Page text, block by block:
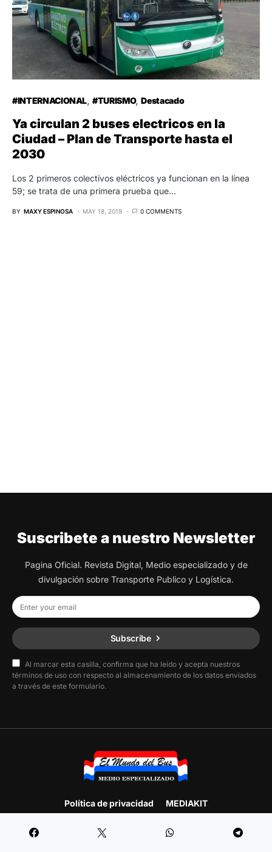
#INTERNACIONAL #TURISMO Destacado
Ya circulan 2 buses electricos en la
Ciudad – Plan de Transporte hasta el
2030
Los 2 primeros colectivos eléctricos ya funcionan en la línea
59; se trata de una primera prueba que…
BY MAXY ESPINOSA MAY 18, 2019 0 COMMENTS
Suscribete a nuestro Newsletter
Pagina Oficial. Revista Digital, Medio especializado y de
divulgación sobre Transporte Publico y Logística.
Subscribe
Al marcar esta casilla, confirma que ha leído y acepta nuestros
términos de uso con respecto al almacenamiento de los datos enviados
a través de este formulario.
Política de privacidad MEDIAKIT
Designed & Developed by F.E. Producciones